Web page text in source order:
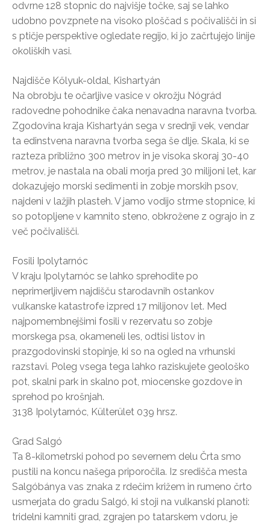
odvrne 128 stopnic do najvišje točke, saj se lahko
udobno povzpnete na visoko ploščad s počivališči in si
s ptičje perspektive ogledate regijo, ki jo začrtujejo linije
okoliških vasi.
Najdišče Kőlyuk-oldal, Kishartyán
Na obrobju te očarljive vasice v okrožju Nógrád
radovedne pohodnike čaka nenavadna naravna tvorba.
Zgodovina kraja Kishartyán sega v srednji vek, vendar
ta edinstvena naravna tvorba sega še dlje. Skala, ki se
razteza približno 300 metrov in je visoka skoraj 30-40
metrov, je nastala na obali morja pred 30 milijoni let, kar
dokazujejo morski sedimenti in zobje morskih psov,
najdeni v lažjih plasteh. V jamo vodijo strme stopnice, ki
so potopljene v kamnito steno, obkrožene z ograjo in z
več počivališči.
Fosili Ipolytarnóc
V kraju Ipolytarnóc se lahko sprehodite po
neprimerljivem najdišču starodavnih ostankov
vulkanske katastrofe izpred 17 milijonov let. Med
najpomembnejšimi fosili v rezervatu so zobje
morskega psa, okameneli les, odtisi listov in
prazgodovinski stopinje, ki so na ogled na vrhunski
razstavi. Poleg vsega tega lahko raziskujete geološko
pot, skalni park in skalno pot, miocenske gozdove in
sprehod po krošnjah.
3138 Ipolytarnóc, Külterület 039 hrsz.
Grad Salgó
Ta 8-kilometrski pohod po severnem delu Črta smo
pustili na koncu našega priporočila. Iz središča mesta
Salgóbánya vas znaka z rdečim križem in rumeno črto
usmerjata do gradu Salgó, ki stoji na vulkanski planoti:
tridelni kamniti grad, zgrajen po tatarskem vdoru, je